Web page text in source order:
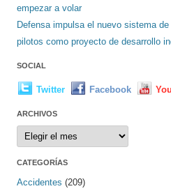
empezar a volar
Defensa impulsa el nuevo sistema
pilotos como proyecto de desarrollo
SOCIAL
Twitter Facebook
ARCHIVOS
Archivos
CATEGORÍAS
Accidentes (209)